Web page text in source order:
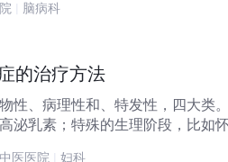
脑病科
的治疗方法
理性和、特发性，四大类。 生理性的
泌乳素；特殊的生理阶段，比如
医医院 妇科